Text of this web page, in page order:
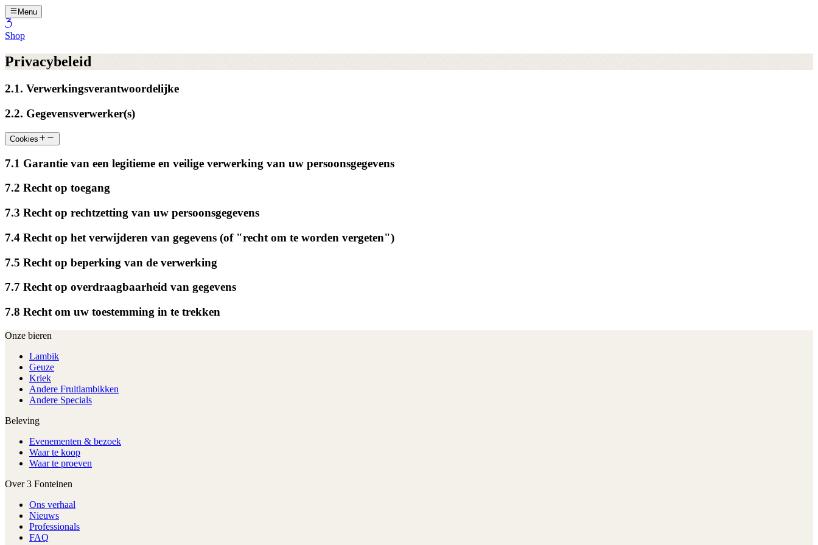
Menu
Shop
Privacybeleid
2.1. Verwerkingsverantwoordelijke
2.2. Gegevensverwerker(s)
Cookies
7.1 Garantie van een legitieme en veilige verwerking van uw persoonsgegevens
7.2 Recht op toegang
7.3 Recht op rechtzetting van uw persoonsgegevens
7.4 Recht op het verwijderen van gegevens (of "recht om te worden vergeten")
7.5 Recht op beperking van de verwerking
7.7 Recht op overdraagbaarheid van gegevens
7.8 Recht om uw toestemming in te trekken
Onze bieren
Lambik
Geuze
Kriek
Andere Fruitlambikken
Andere Specials
Beleving
Evenementen & bezoek
Waar te koop
Waar te proeven
Over 3 Fonteinen
Ons verhaal
Nieuws
Professionals
FAQ